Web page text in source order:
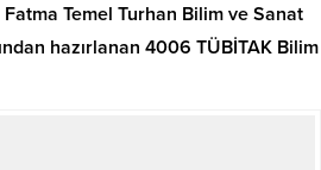
Temel Turhan Bilim ve Sanat
hazırlanan 4006 TÜBİTAK Bilim